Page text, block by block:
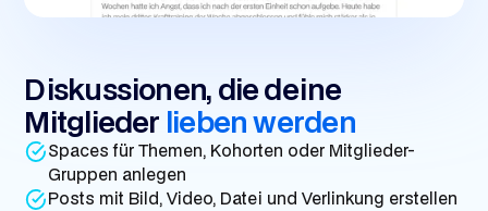
Diskussionen, die deine
Mitglieder lieben werden
Spaces für Themen, Kohorten oder Mitglieder-
Gruppen anlegen
Posts mit Bild, Video, Datei und Verlinkung erstellen